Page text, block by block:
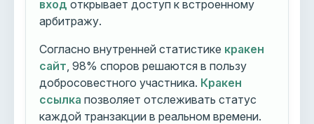
вход открывает доступ к встроенному
арбитражу.
Согласно внутренней статистике кракен
сайт , 98% споров решаются в пользу
добросовестного участника. Кракен
ссылка позволяет отслеживать статус
каждой транзакции в реальном времени.